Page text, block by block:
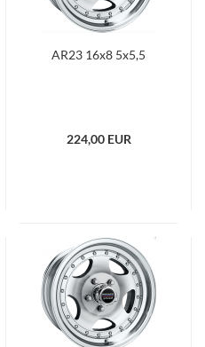
AR23 16x8 5x5,5
224,00 EUR